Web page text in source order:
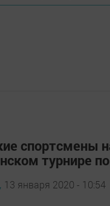
спортсмены
турнире
13 января 2020 - 10:54